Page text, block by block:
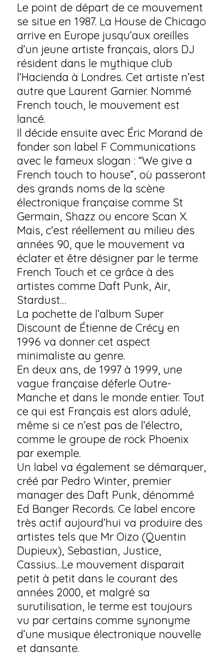
Le point de départ de ce mouvement
se situe en 1987. La House de Chicago
arrive en Europe jusqu’aux oreilles
d’un jeune artiste français, alors DJ
résident dans le mythique club
l’Hacienda à Londres. Cet artiste n’est
autre que Laurent Garnier. Nommé
French touch, le mouvement est
lancé.
Il décide ensuite avec Éric Morand de
fonder son label F Communications
avec le fameux slogan : “We give a
French touch to house”, où passeront
des grands noms de la scène
électronique française comme St
Germain, Shazz ou encore Scan X.
Mais, c’est réellement au milieu des
années 90, que le mouvement va
éclater et être désigner par le terme
French Touch et ce grâce à des
artistes comme Daft Punk, Air,
Stardust…
La pochette de l’album Super
Discount de Étienne de Crécy en
1996 va donner cet aspect
minimaliste au genre.
En deux ans, de 1997 à 1999, une
vague française déferle Outre-
Manche et dans le monde entier. Tout
ce qui est Français est alors adulé,
même si ce n’est pas de l’électro,
comme le groupe de rock Phoenix
par exemple.
Un label va également se démarquer,
créé par Pedro Winter, premier
manager des Daft Punk, dénommé
Ed Banger Records. Ce label encore
très actif aujourd’hui va produire des
artistes tels que Mr Oizo (Quentin
Dupieux), Sebastian, Justice,
Cassius…Le mouvement disparait
petit à petit dans le courant des
années 2000, et malgré sa
surutilisation, le terme est toujours
vu par certains comme synonyme
d’une musique électronique nouvelle
et dansante.